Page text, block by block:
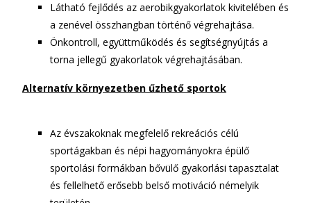
Látható fejlődés az aerobikgyakorlatok kivitelében és
a zenével összhangban történő végrehajtása.
Önkontroll, együttműködés és segítségnyújtás a
torna jellegű gyakorlatok végrehajtásában.
Alternatív környezetben űzhető sportok
Az évszakoknak megfelelő rekreációs célú
sportágakban és népi hagyományokra épülő
sportolási formákban bővülő gyakorlási tapasztalat
és fellelhető erősebb belső motiváció némelyik